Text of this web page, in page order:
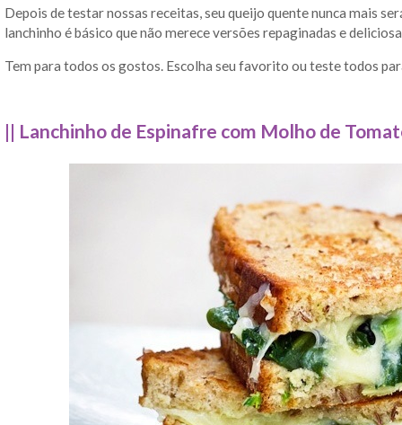
Depois de testar nossas receitas, seu queijo quente nunca mais
lanchinho é básico que não merece versões repaginadas e
Tem para todos os gostos. Escolha seu favorito ou teste todos
|| Lanchinho de Espinafre com Molho de